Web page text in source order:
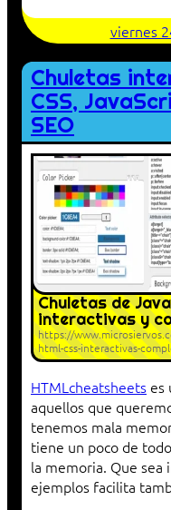
viernes
Chuletas
CSS,
SEO
Chuletas de
interactivas y
https://
html-css-interactivas-
HTMLcheatsheets es
aquellos que
tenemos mala
tiene un poco de
la memoria. Que
ejemplos facilita